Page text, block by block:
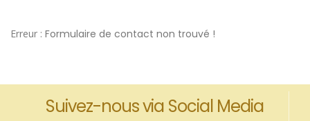
Erreur : Formulaire de contact non trouvé !
Suivez-nous via Social Media